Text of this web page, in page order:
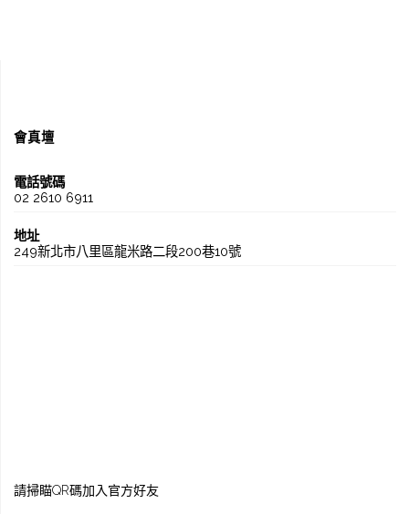
會真壇
電話號碼
02 2610 6911
地址
249新北市八里區龍米路二段200巷10號
請掃瞄QR碼加入官方好友